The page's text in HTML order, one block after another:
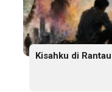
Kisahku di Rantau